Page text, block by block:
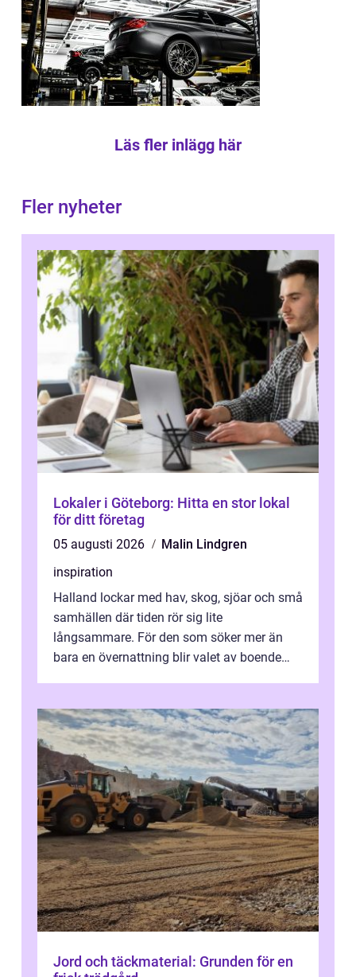
Läs fler inlägg här
Fler nyheter
Lokaler i Göteborg: Hitta en stor lokal
för ditt företag
05 augusti 2026
Malin Lindgren
inspiration
Halland lockar med hav, skog, sjöar och små
samhällen där tiden rör sig lite
långsammare. För den som söker mer än
bara en övernattning blir valet av boende
Jord och täckmaterial: Grunden för en